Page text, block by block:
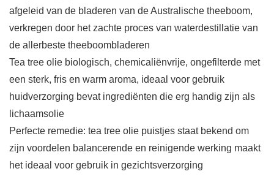
afgeleid van de bladeren van de Australische theeboom,
verkregen door het zachte proces van waterdestillatie van
de allerbeste theeboombladeren
Tea tree olie biologisch, chemicaliënvrije, ongefilterde met
een sterk, fris en warm aroma, ideaal voor gebruik
huidverzorging bevat ingrediënten die erg handig zijn als
lichaamsolie
Perfecte remedie: tea tree olie puistjes staat bekend om
zijn voordelen balancerende en reinigende werking maakt
het ideaal voor gebruik in gezichtsverzorging